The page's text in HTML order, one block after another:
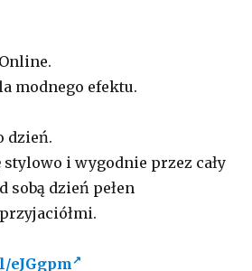
modnego efektu.
dzień.
i wygodnie przez cały
sobą dzień pełen
eJGgpm